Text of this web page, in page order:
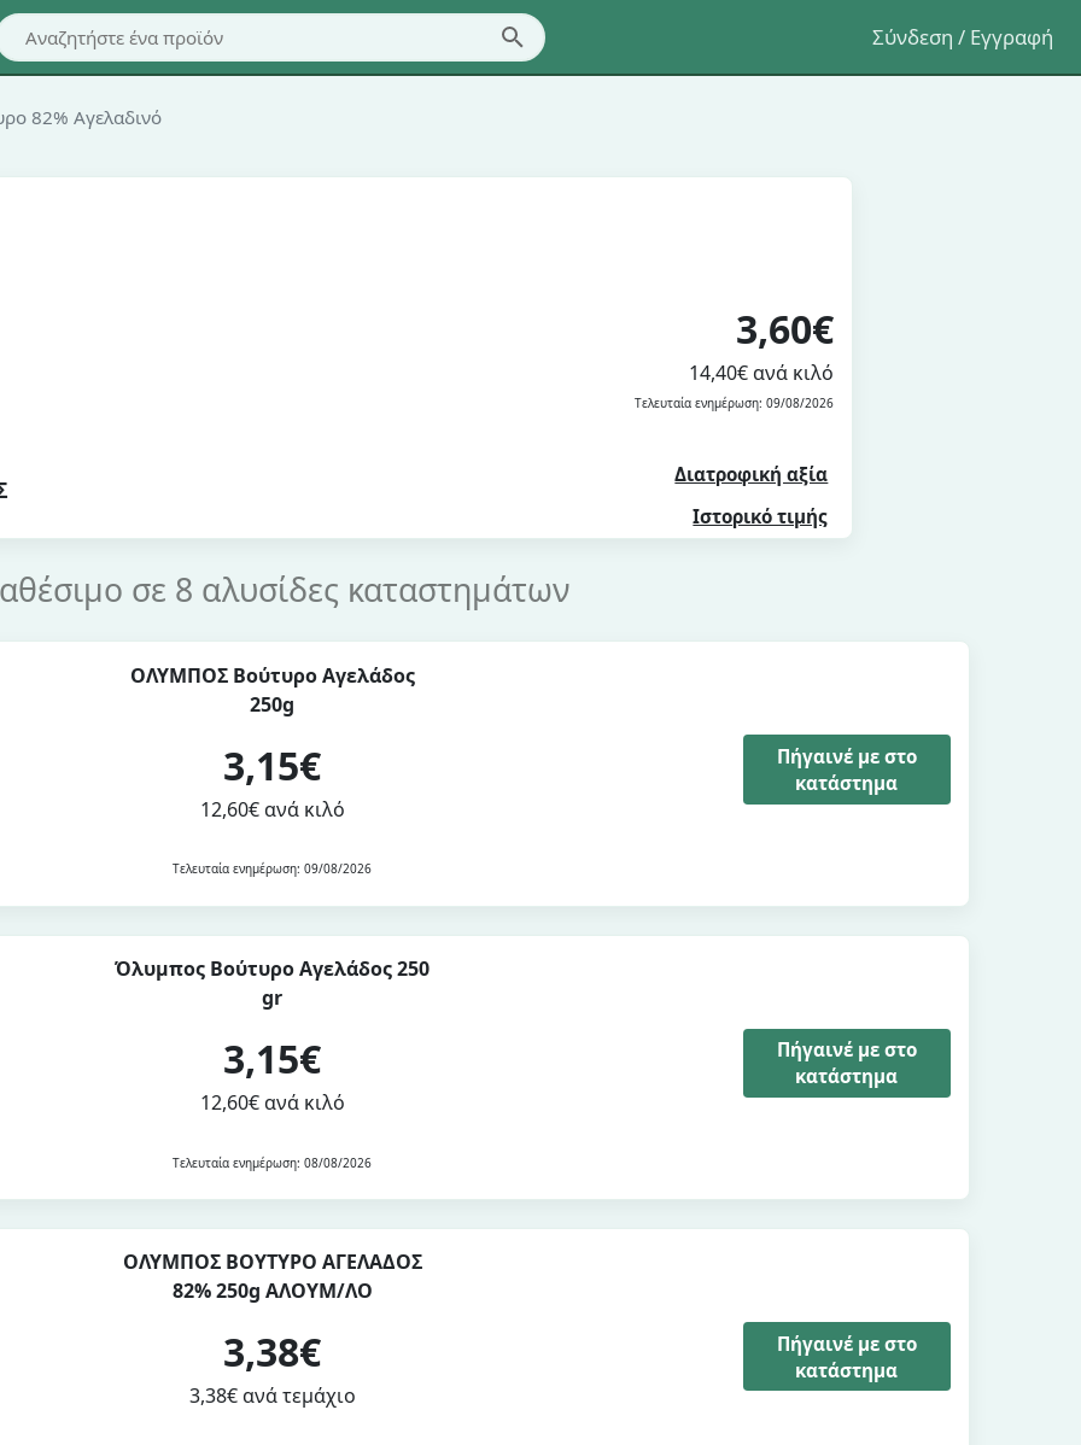
Σύνδεση / Εγγραφή
82% Αγελαδινό
3,60€
14,40€ ανά κιλό
Τελευταία ενημέρωση: 09/08/2026
Διατροφική αξία
Ιστορικό τιμής
σε 8 αλυσίδες καταστημάτων
ΟΛΥΜΠΟΣ Βούτυρο Αγελάδος
250g
3,15€
12,60€ ανά κιλό
Τελευταία ενημέρωση: 09/08/2026
Πήγαινέ με στο
κατάστημα
Όλυμπος Βούτυρο Αγελάδος 250
gr
3,15€
12,60€ ανά κιλό
Τελευταία ενημέρωση: 08/08/2026
Πήγαινέ με στο
κατάστημα
ΟΛΥΜΠΟΣ ΒΟΥΤΥΡΟ ΑΓΕΛΑΔΟΣ
82% 250g ΑΛΟΥΜ/ΛΟ
3,38€
3,38€ ανά τεμάχιο
Πήγαινέ με στο
κατάστημα